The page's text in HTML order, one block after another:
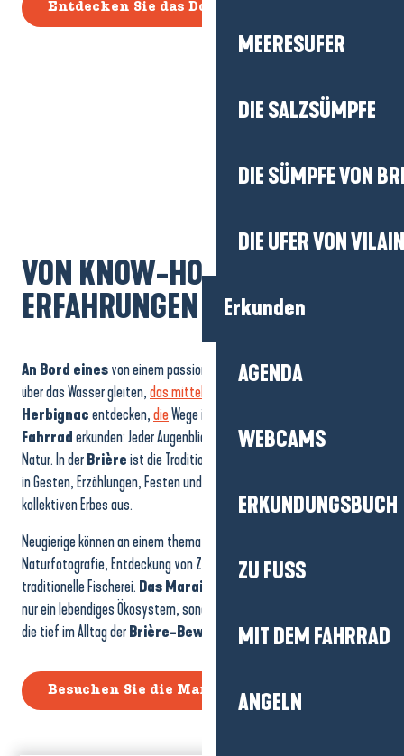
MEERESUFER
DIE SALZSÜMPFE
DIE SÜMPFE VON
DIE UFER VON
Erkunden
AGENDA
WEBCAMS
ERKUNDUNGSBUCH
ZU FUSS
MIT DEM FAHRRAD
ANGELN
Entdecken Sie das Dorf Kerhinet
VON KNOW-HOW GEPRÄGTE
ERFAHRUNGEN
An Bord einesvon einem passionierten Führer geführten
über das Wasser gleiten,das mittelalterliche Schloss Ranrouët
Herbignacentdecken,dieWege in der
Fahrraderkunden: Jeder Augenblick verbindet den Menschen mit der
Natur. In derBrièreist die Tradition nicht erstarrt – sie drückt sich
in Gesten, Erzählungen, Festen und der Weitergabe eines einzigartigen
kollektiven Erbes aus.
Neugierige können an einem thematischen Ausflug teilnehmen:
Naturfotografie, Entdeckung von Zugvögeln oder Einführung in die
traditionelle Fischerei. Das Marais de Grande Brière
nur ein lebendiges Ökosystem, sondern auch eine gemeinsame Kultur,
die tief im Alltag derBrière-Bewohnerverwurzelt ist.
Besuchen Sie die Marais de Brière